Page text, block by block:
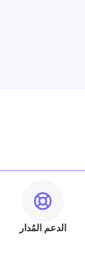
الدعم المُدار